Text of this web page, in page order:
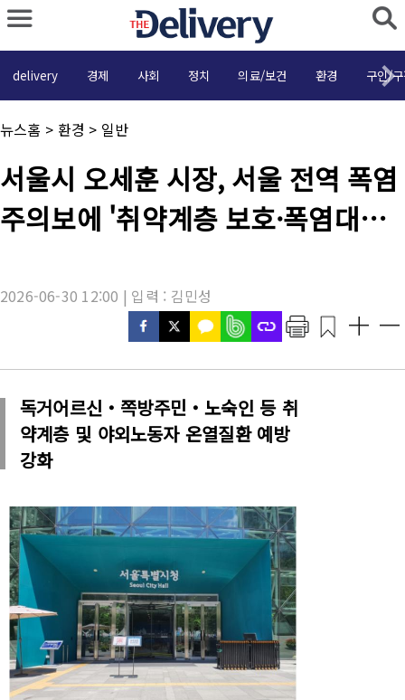
delivery 경제 사회 정치 의료/보건 환경 구인/
채
널
뉴스홈 > 환경 > 일반
기
사
목
서울시 오세훈 시장, 서울 전역 폭염
주의보에 '취약계층 보호·폭염대응
2026-06-30 12:00 | 입력 : 김민성
독거어르신‧쪽방주민‧노숙인 등 취
약계층 및 야외노동자 온열질환 예방
강화